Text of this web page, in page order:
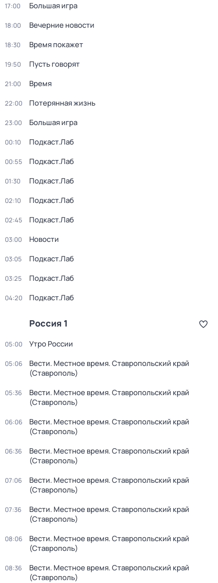
17:00 Большая игра
18:00 Вечерние новости
18:30 Время покажет
19:50 Пусть говорят
21:00 Время
22:00 Потерянная жизнь
23:00 Большая игра
00:10 Подкаст.Лаб
00:55 Подкаст.Лаб
01:30 Подкаст.Лаб
02:10 Подкаст.Лаб
02:45 Подкаст.Лаб
03:00 Новости
03:05 Подкаст.Лаб
03:25 Подкаст.Лаб
04:20 Подкаст.Лаб
Россия 1
05:00 Утро России
05:06
Вести. Местное время. Ставропольский край
(Ставрополь)
05:36
Вести. Местное время. Ставропольский край
(Ставрополь)
06:06
Вести. Местное время. Ставропольский край
(Ставрополь)
06:36
Вести. Местное время. Ставропольский край
(Ставрополь)
07:06
Вести. Местное время. Ставропольский край
(Ставрополь)
07:36
Вести. Местное время. Ставропольский край
(Ставрополь)
08:06
Вести. Местное время. Ставропольский край
(Ставрополь)
08:36
Вести. Местное время. Ставропольский край
(Ставрополь)